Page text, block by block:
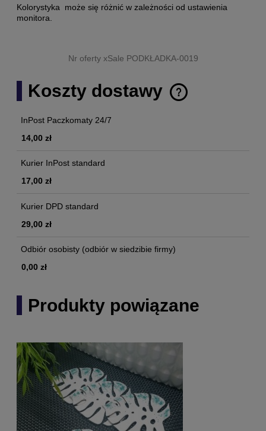
Kolorystyka może się różnić w zależności od ustawienia
monitora.
Nr oferty xSale PODKŁADKA-0019
Koszty dostawy
Cena nie zawiera ewentualnych kosztów płatności
InPost Paczkomaty 24/7
14,00 zł
Kurier InPost standard
17,00 zł
Kurier DPD standard
29,00 zł
Odbiór osobisty (odbiór w siedzibie firmy)
0,00 zł
Produkty powiązane